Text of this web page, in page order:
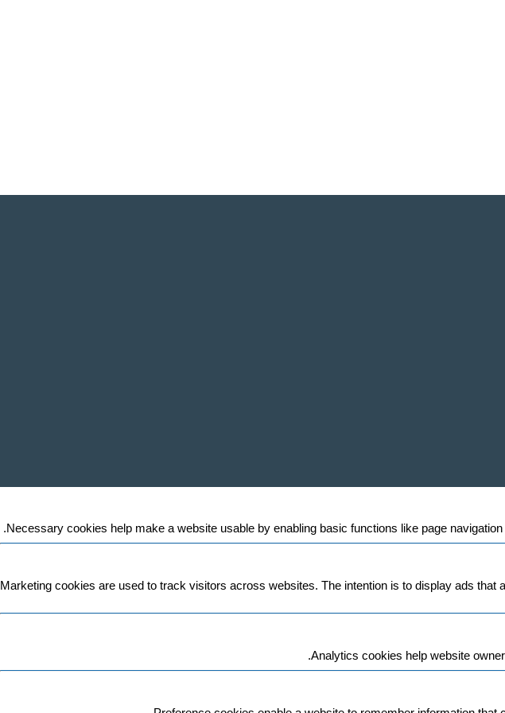
Necessary cookies help make a website usable by enabling basic functions like page
Marketing cookies are used to track visitors across websites. The intention is to display ads
Analytics cookies help website